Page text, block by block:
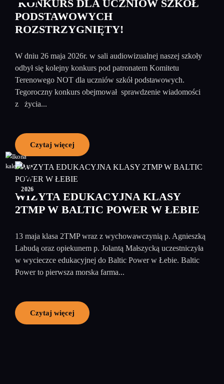
KONKURS DLA UCZNIÓW SZKÓŁ
PODSTAWOWYCH
ROZSTRZYGNIĘTY!
W dniu 26 maja 2026r. w sali audiowizualnej naszej szkoły
odbył się kolejny konkurs pod patronatem Komitetu
Terenowego NOT dla uczniów szkół podstawowych.
Tegoroczny konkurs obejmował sprawdzenie wiadomości
z życia...
Czytaj więcej
25
maj
2026
WIZYTA EDUKACYJNA KLASY
2TMP W BALTIC POWER W ŁEBIE
13 maja klasa 2TMP wraz z wychowawczynią p. Agnieszką
Labudą oraz opiekunem p. Jolantą Małszycką uczestniczyła
w wycieczce edukacyjnej do Baltic Power w Łebie. Baltic
Power to pierwsza morska farma...
Czytaj więcej